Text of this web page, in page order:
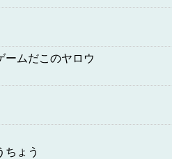
ームだこのヤロウ
ちょう